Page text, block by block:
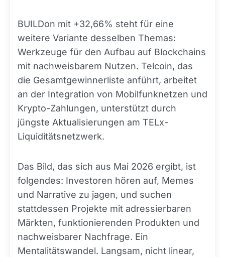
BUILDon mit +32,66% steht für eine
weitere Variante desselben Themas:
Werkzeuge für den Aufbau auf Blockchains
mit nachweisbarem Nutzen. Telcoin, das
die Gesamtgewinnerliste anführt, arbeitet
an der Integration von Mobilfunknetzen und
Krypto-Zahlungen, unterstützt durch
jüngste Aktualisierungen am TELx-
Liquiditätsnetzwerk.
Das Bild, das sich aus Mai 2026 ergibt, ist
folgendes: Investoren hören auf, Memes
und Narrative zu jagen, und suchen
stattdessen Projekte mit adressierbaren
Märkten, funktionierenden Produkten und
nachweisbarer Nachfrage. Ein
Mentalitätswandel. Langsam, nicht linear,